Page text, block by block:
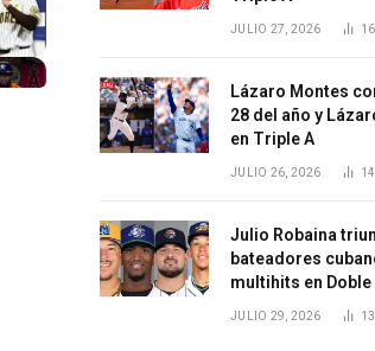
JULIO 27, 2026 16
Lázaro Montes
28 del año y
en Triple A
JULIO 26, 2026 14
Julio Robaina
bateadores
multihits en Doble
JULIO 29, 2026 13